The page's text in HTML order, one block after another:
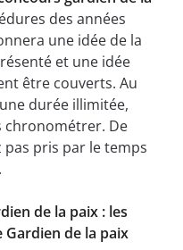
des années
une idée de la
et une idée
être couverts. Au
durée illimitée,
chronométrer. De
pas pris par le temps
de la paix : les
de la paix